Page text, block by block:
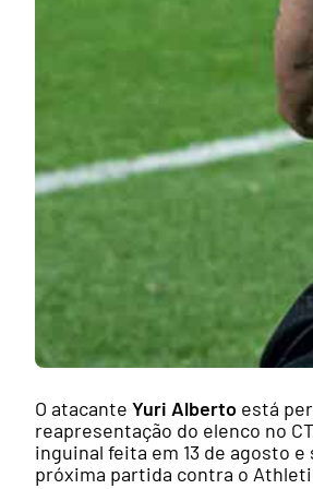
O atacante Yuri Alberto está
reapresentação do elenco no
inguinal feita em 13 de agosto
próxima partida contra o